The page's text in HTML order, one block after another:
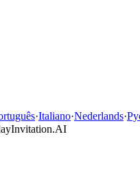
·Italiano·Nederlands·